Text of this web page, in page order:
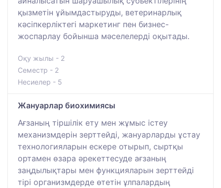
қызметін ұйымдастыруды, ветеринарлық
кәсіпкерліктегі маркетинг пен бизнес-
жоспарлау бойынша мәселелерді оқытады.
Оқу жылы - 2
Семестр - 2
Несиелер - 5
Жануарлар биохимиясы
Ағзаның тіршілік ету мен жұмыс істеу
механизмдерін зерттейді, жануарларды ұстау
технологияларын ескере отырып, сыртқы
ортамен өзара әрекеттесуде ағзаның
заңдылықтары мен функцияларын зерттейді
тірі организмдерде өтетін ұлпалардың